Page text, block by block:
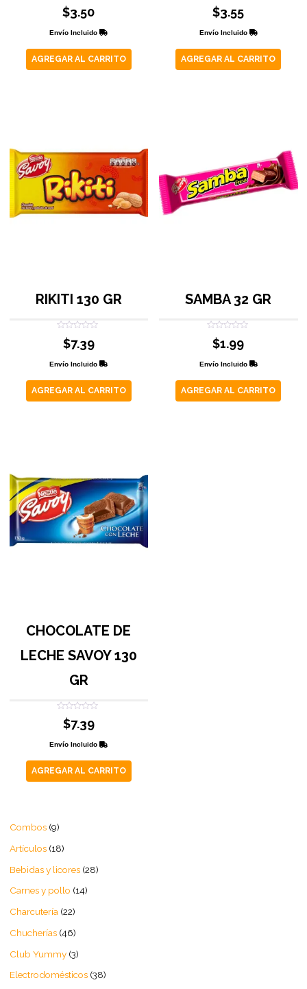
Valorado
con
5
$3.50
Envío Incluido
AGREGAR AL CARRITO
Valorado
con
5
$3.55
Envío Incluido
AGREGAR AL CARRITO
RIKITI 130 GR
Valorado
con
5
$7.39
Envío Incluido
AGREGAR AL CARRITO
SAMBA 32 GR
Valorado
con
5
$1.99
Envío Incluido
AGREGAR AL CARRITO
CHOCOLATE DE
LECHE SAVOY 130
GR
Valorado
con
5
$7.39
Envío Incluido
AGREGAR AL CARRITO
Combos 9
Artículos 18
Bebidas y licores 28
Carnes y pollo 14
Charcutería 22
Chucherías 46
Club Yummy 3
Electrodomésticos 38